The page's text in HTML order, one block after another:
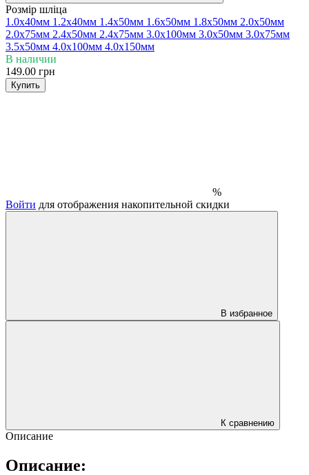
Розмір шліца
1.0x40мм 1.2x40мм 1.4x50мм 1.6x50мм 1.8x50мм 2.0x50мм
2.0x75мм 2.4x50мм 2.4x75мм 3.0x100мм 3.0x50мм 3.0x75мм
3.5x50мм 4.0x100мм 4.0x150мм
В наличии
149.00 грн
Купить
%
Войти для отображения накопительной скидки
В избранное
К сравнению
Описание
Описание: